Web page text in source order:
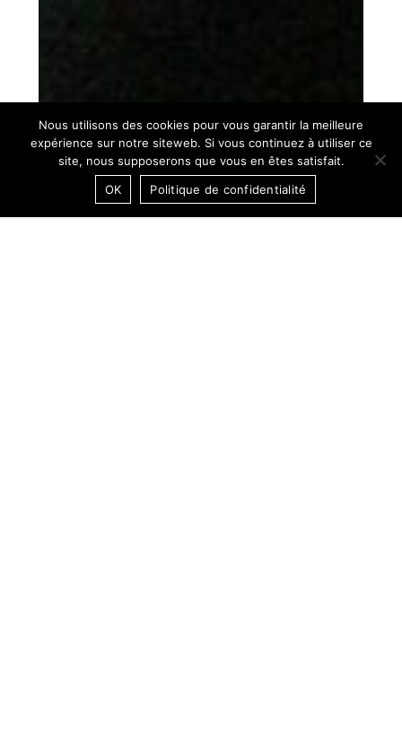
DARK MODE / OFF
Nous utilisons des cookies pour vous garantir la meilleure
expérience sur notre siteweb. Si vous continuez à utiliser ce
site, nous supposerons que vous en êtes satisfait.
OK
Politique de confidentialité